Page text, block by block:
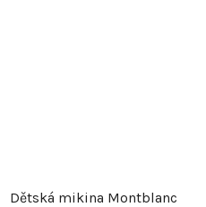
Dětská mikina Montblanc